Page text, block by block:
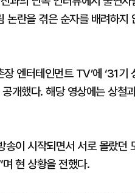
란을 겪은 순자를 배려하지
엔터테인먼트 TV’에 ‘31기
개했다. 해당 영상에는 상철
이 시작되면서 서로 몰랐던
현 상황을 전했다.